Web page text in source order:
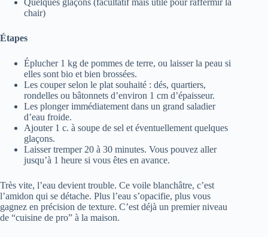
Quelques glaçons (facultatif mais utile pour raffermir la
chair)
Étapes
Éplucher 1 kg de pommes de terre, ou laisser la peau si
elles sont bio et bien brossées.
Les couper selon le plat souhaité : dés, quartiers,
rondelles ou bâtonnets d’environ 1 cm d’épaisseur.
Les plonger immédiatement dans un grand saladier
d’eau froide.
Ajouter 1 c. à soupe de sel et éventuellement quelques
glaçons.
Laisser tremper 20 à 30 minutes. Vous pouvez aller
jusqu’à 1 heure si vous êtes en avance.
Très vite, l’eau devient trouble. Ce voile blanchâtre, c’est
l’amidon qui se détache. Plus l’eau s’opacifie, plus vous
gagnez en précision de texture. C’est déjà un premier niveau
de “cuisine de pro” à la maison.